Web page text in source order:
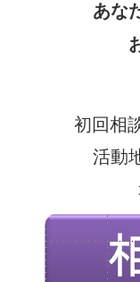
あな
初回相
活動